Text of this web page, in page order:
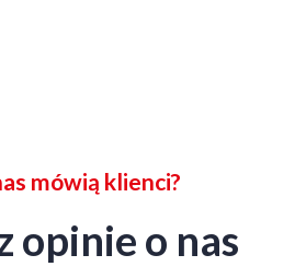
mówią klienci?
opinie o nas